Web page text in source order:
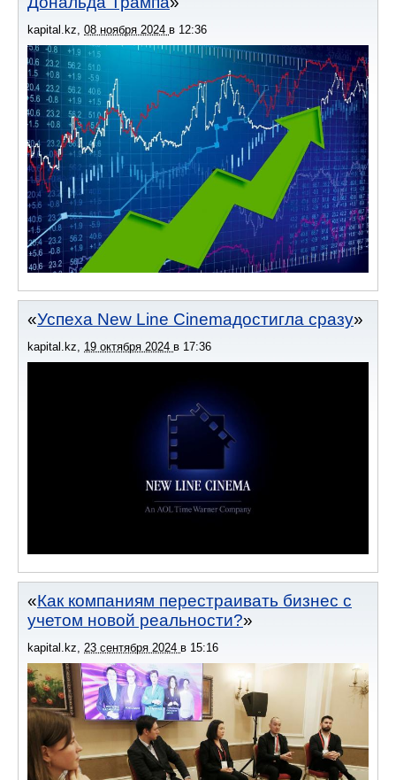
kapital.kz, 08 ноября 2024 в 12:36
Успеха New Line Cinemaдостигла сразу
kapital.kz, 19 октября 2024 в 17:36
Как компаниям перестраивать бизнес с
учетом новой реальности?
kapital.kz 23 сентября 2024 в 15:16